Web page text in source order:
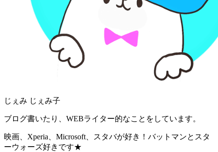
じぇみ じぇみ子
ブログ書いたり、WEBライター的なことをしています。
映画、Xperia、Microsoft、スタバが好き！バットマンとスタ
ーウォーズ好きです★